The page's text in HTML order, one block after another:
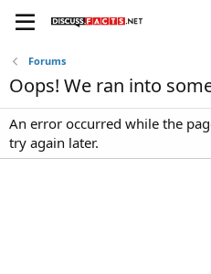
Forums
Oops! We ran into
An error occurred while the
try again later.